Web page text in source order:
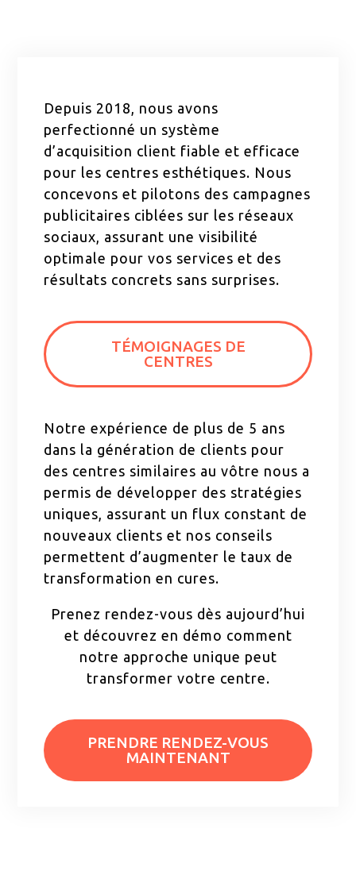
Depuis 2018, nous avons
perfectionné un système
d’acquisition client fiable et efficace
pour les centres esthétiques. Nous
concevons et pilotons des campagnes
publicitaires ciblées sur les réseaux
sociaux, assurant une visibilité
optimale pour vos services et des
résultats concrets sans surprises.
TÉMOIGNAGES DE
CENTRES
Notre expérience de plus de 5 ans
dans la génération de clients pour
des centres similaires au vôtre nous a
permis de développer des stratégies
uniques, assurant un flux constant de
nouveaux clients et nos conseils
permettent d’augmenter le taux de
transformation en cures.
Prenez rendez-vous dès aujourd’hui
et découvrez en démo comment
notre approche unique peut
transformer votre centre.
PRENDRE RENDEZ-VOUS
MAINTENANT